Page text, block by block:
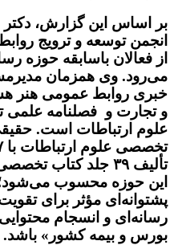
بر اساس این گزارش،
انجمن توسعه و ترویج
از فعالان باسابقه حوزه
می‌رود. وی همزمان
خبری روابط عمومی هنر
و تجارت و فصلنامه
علوم ارتباطات است.
تألیف ۳۹ جلد کتاب
این حوزه محسوب می‌شود؛
پشتوانه‌ای مؤثر برای
رسانه‌ای و انسجام
بورس و بیمه کشور» باشد.